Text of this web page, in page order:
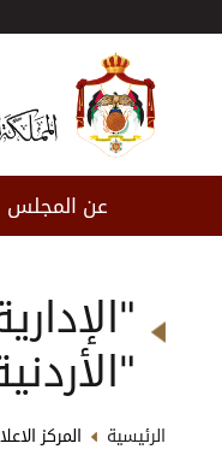
عن المجلس
الرئيسية المركز